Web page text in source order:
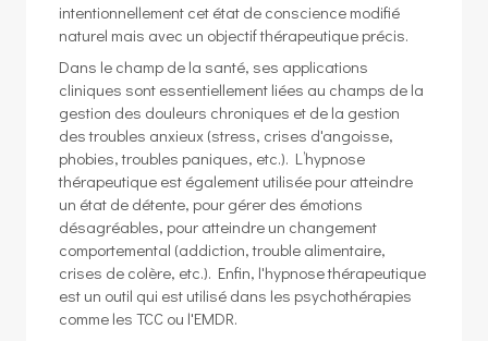
intentionnellement cet état de conscience modifié
naturel mais avec un objectif thérapeutique précis.
Dans le champ de la santé, ses applications
cliniques sont essentiellement liées au champs de la
gestion des douleurs chroniques et de la gestion
des troubles anxieux (stress, crises d'angoisse,
phobies, troubles paniques, etc.). L’hypnose
thérapeutique est également utilisée pour atteindre
un état de détente, pour gérer des émotions
désagréables, pour atteindre un changement
comportemental (addiction, trouble alimentaire,
crises de colère, etc.). Enfin, l'hypnose thérapeutique
est un outil qui est utilisé dans les psychothérapies
comme les TCC ou l'EMDR.